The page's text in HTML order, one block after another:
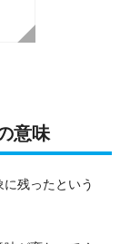
意味
残ったという